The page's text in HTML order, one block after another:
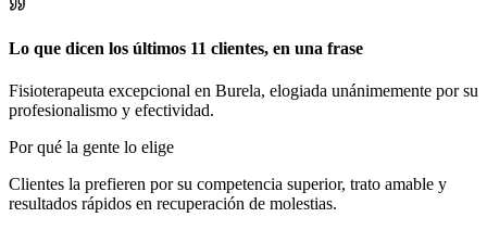
Lo que dicen los últimos 11 clientes, en una frase
Fisioterapeuta excepcional en Burela, elogiada unánimemente por su
profesionalismo y efectividad.
Por qué la gente lo elige
Clientes la prefieren por su competencia superior, trato amable y
resultados rápidos en recuperación de molestias.